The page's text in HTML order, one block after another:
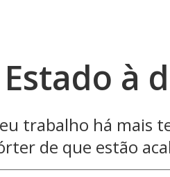
à
trabalho há mais
de que estão